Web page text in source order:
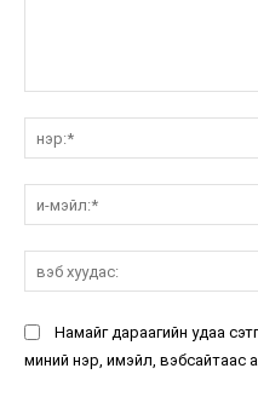
Намайг дараагийн удаа
миний нэр, имэйл, вэбсайтаас